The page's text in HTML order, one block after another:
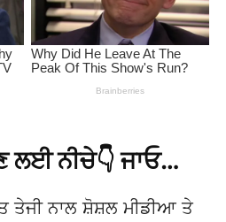
ਲਈ ਨੀਚੇ👇 ਜਾਓ…
ਨਾਲ ਸ਼ੋਸ਼ਲ ਮੀਡੀਆ ਤੇ